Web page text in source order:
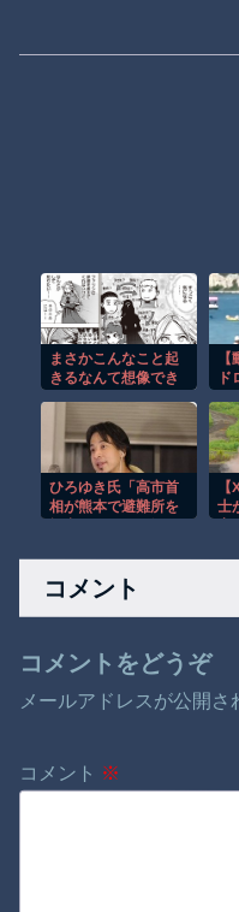
まさかこんなこと起
きるなんて想像でき
落
ひろゆき氏「高市首
相が熊本で避難所を
引っかかる
士
コメント
コメントをどうぞ
メールアドレスが公開さ
コメント ※